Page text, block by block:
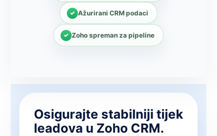
Ažurirani CRM podaci
Zoho spreman za pipeline
Osigurajte stabilniji tijek
leadova u Zoho CRM.